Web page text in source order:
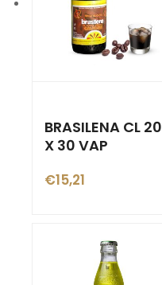
BRASILENA CL 20
X 30 VAP
€15,21